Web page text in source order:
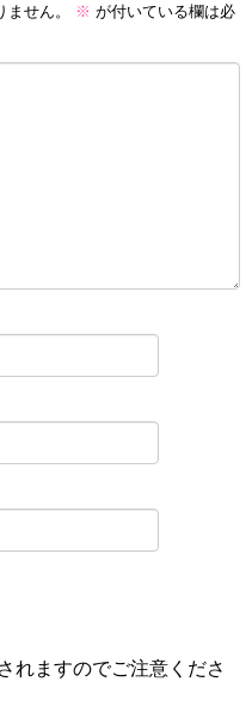
せん。 ※ が付いている欄は必
れますのでご注意くださ